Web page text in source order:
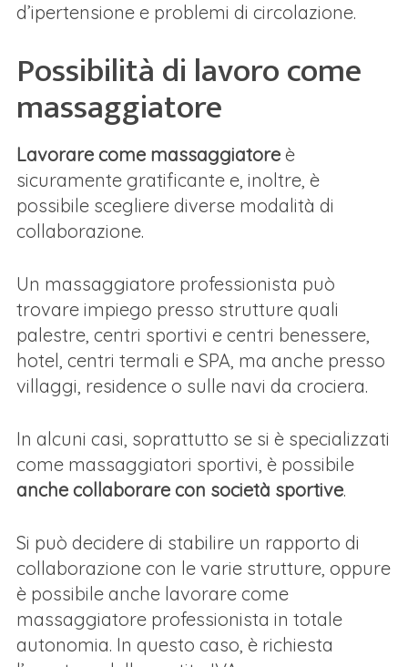
d’ipertensione e problemi di circolazione.
Possibilità di lavoro come
massaggiatore
Lavorare come massaggiatore è
sicuramente gratificante e, inoltre, è
possibile scegliere diverse modalità di
collaborazione.
Un massaggiatore professionista può
trovare impiego presso strutture quali
palestre, centri sportivi e centri benessere,
hotel, centri termali e SPA, ma anche presso
villaggi, residence o sulle navi da crociera.
In alcuni casi, soprattutto se si è specializzati
come massaggiatori sportivi, è possibile
anche collaborare con società sportive.
Si può decidere di stabilire un rapporto di
collaborazione con le varie strutture, oppure
è possibile anche lavorare come
massaggiatore professionista in totale
autonomia. In questo caso, è richiesta